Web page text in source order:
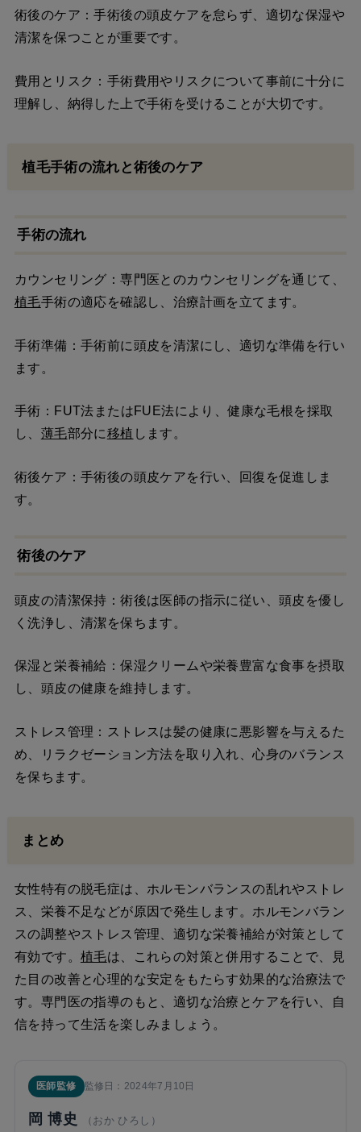
術後のケア：手術後の頭皮ケアを怠らず、適切な保湿や
清潔を保つことが重要です。
費用とリスク：手術費用やリスクについて事前に十分に
理解し、納得した上で手術を受けることが大切です。
植毛手術の流れと術後のケア
手術の流れ
カウンセリング：専門医とのカウンセリングを通じて、
植毛手術の適応を確認し、治療計画を立てます。
手術準備：手術前に頭皮を清潔にし、適切な準備を行い
ます。
手術：FUT法またはFUE法により、健康な毛根を採取
し、 薄毛部分に移植 します。
術後ケア：手術後の頭皮ケアを行い、回復を促進しま
す。
術後のケア
頭皮の清潔保持：術後は医師の指示に従い、頭皮を優し
く洗浄し、清潔を保ちます。
保湿と栄養補給：保湿クリームや栄養豊富な食事を摂取
し、頭皮の健康を維持します。
ストレス管理：ストレスは髪の健康に悪影響を与えるた
め、リラクゼーション方法を取り入れ、心身のバランス
を保ちます。
まとめ
女性特有の脱毛症は、ホルモンバランスの乱れやストレ
ス、栄養不足などが原因で発生します。ホルモンバラン
スの調整やストレス管理、適切な栄養補給が対策として
有効です。 植毛は、これらの対策と併用することで、見
た目の改善と心理的な安定をもたらす効果的な治療法で
す。専門医の指導のもと、適切な治療とケアを行い、自
信を持って生活を楽しみましょう。
医師監修 監修日：2024年7月10日
岡 博史 （おか ひろし）